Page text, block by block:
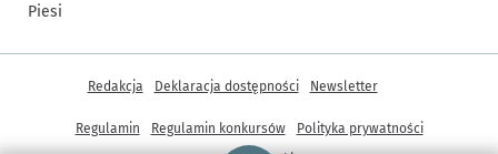
Piesi
Inne informacje
Redakcja Deklaracja dostępności Newsletter
Regulamin Regulamin konkursów
Polityka prywatności